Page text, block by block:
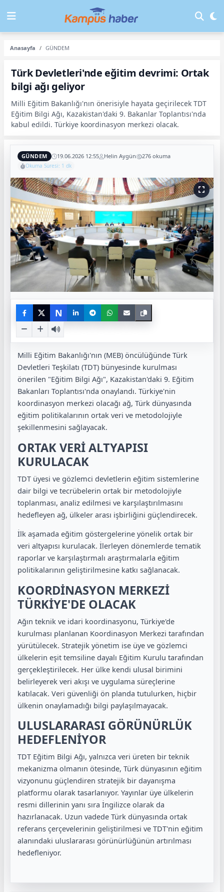
Anasayfa GÜNDEM
Türk Devletleri'nde eğitim devrimi: Ortak
bilgi ağı geliyor
Milli Eğitim Bakanlığı'nın önerisiyle hayata geçirilecek TDT
Eğitim Bilgi Ağı, Kazakistan'daki 9. Bakanlar Toplantısı'nda
kabul edildi. Türkiye koordinasyon merkezi olacak.
GÜNDEM 19.06.2026 12:55 Helin Aygün 276 okuma
Okuma Süresi: 1 dk
N
Milli Eğitim Bakanlığı'nın (MEB) öncülüğünde Türk
Devletleri Teşkilatı (TDT) bünyesinde kurulması
önerilen "Eğitim Bilgi Ağı", Kazakistan'daki 9. Eğitim
Bakanları Toplantısı'nda onaylandı. Türkiye'nin
koordinasyon merkezi olacağı ağ, Türk dünyasında
eğitim politikalarının ortak veri ve metodolojiyle
şekillenmesini sağlayacak.
ORTAK VERİ ALTYAPISI
KURULACAK
TDT üyesi ve gözlemci devletlerin eğitim sistemlerine
dair bilgi ve tecrübelerin ortak bir metodolojiyle
toplanması, analiz edilmesi ve karşılaştırılmasını
hedefleyen ağ, ülkeler arası işbirliğini güçlendirecek.
İlk aşamada eğitim göstergelerine yönelik ortak bir
veri altyapısı kurulacak. İlerleyen dönemlerde tematik
raporlar ve karşılaştırmalı araştırmalarla eğitim
politikalarının geliştirilmesine katkı sağlanacak.
KOORDİNASYON MERKEZİ
TÜRKİYE'DE OLACAK
Ağın teknik ve idari koordinasyonu, Türkiye'de
kurulması planlanan Koordinasyon Merkezi tarafından
yürütülecek. Stratejik yönetim ise üye ve gözlemci
ülkelerin eşit temsiline dayalı Eğitim Kurulu tarafından
gerçekleştirilecek. Her ülke kendi ulusal birimini
belirleyerek veri akışı ve uygulama süreçlerine
katılacak. Veri güvenliği ön planda tutulurken, hiçbir
ülkenin onaylamadığı bilgi paylaşılmayacak.
ULUSLARARASI GÖRÜNÜRLÜK
HEDEFLENİYOR
TDT Eğitim Bilgi Ağı, yalnızca veri üreten bir teknik
mekanizma olmanın ötesinde, Türk dünyasının eğitim
vizyonunu güçlendiren stratejik bir dayanışma
platformu olarak tasarlanıyor. Yayınlar üye ülkelerin
resmi dillerinin yanı sıra İngilizce olarak da
hazırlanacak. Uzun vadede Türk dünyasında ortak
referans çerçevelerinin geliştirilmesi ve TDT'nin eğitim
alanındaki uluslararası görünürlüğünün artırılması
hedefleniyor.